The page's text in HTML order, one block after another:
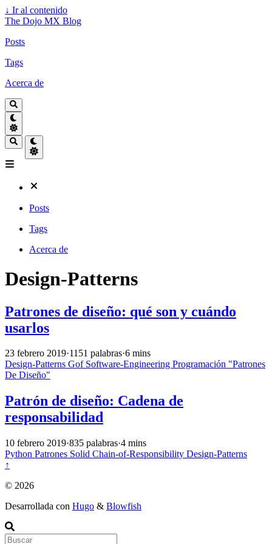
↓ Ir al contenido
The Dojo MX Blog
Posts
Tags
Acerca de
Posts
Tags
Acerca de
Design-Patterns
Patrones de diseño: qué son y cuándo
usarlos
23 febrero 2019·1151 palabras·6 mins
Design-Patterns Gof Software-Engineering Programación "Patrones
De Diseño"
Patrón de diseño: Cadena de
responsabilidad
10 febrero 2019·835 palabras·4 mins
Python Patrones Solid Chain-of-Responsibility Design-Patterns
↑
© 2026
Desarrollada con Hugo & Blowfish